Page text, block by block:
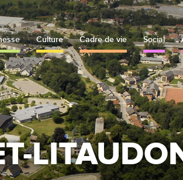
Culture Cadre de vie Social